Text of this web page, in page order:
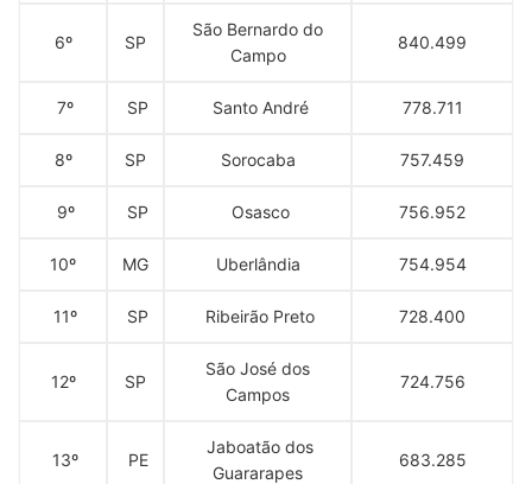
6º SP
São Bernardo do
Campo
840.499
7º SP Santo André 778.711
8º SP Sorocaba 757.459
9º SP Osasco 756.952
10º MG Uberlândia 754.954
11º SP Ribeirão Preto 728.400
12º SP
São José dos
Campos
724.756
13º PE
Jaboatão dos
Guararapes
683.285